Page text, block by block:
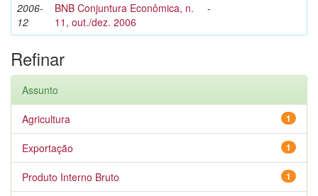
2006-
12
BNB Conjuntura Econômica, n.
11, out./dez. 2006
-
Refinar
Assunto
1
Agricultura
1
Exportação
1
Produto Interno Bruto